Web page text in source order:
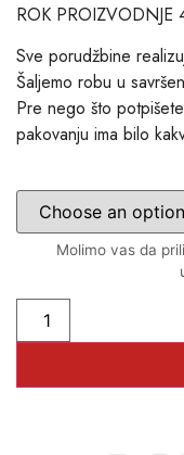
ROK
Sve porudžbine
Šaljemo robu u
Pre nego što
pakovanju ima bilo
Molimo vas da